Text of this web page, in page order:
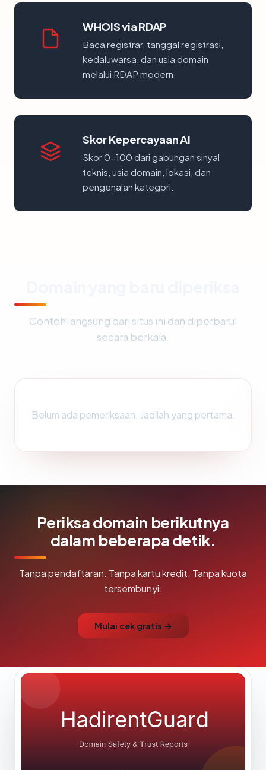
WHOIS via RDAP
Baca registrar, tanggal registrasi,
kedaluwarsa, dan usia domain
melalui RDAP modern.
Skor Kepercayaan AI
Skor 0-100 dari gabungan sinyal
teknis, usia domain, lokasi, dan
pengenalan kategori.
Contoh langsung dari situs ini dan diperbarui
secara berkala.
Belum ada pemeriksaan. Jadilah yang pertama.
Periksa domain berikutnya
dalam beberapa detik.
Tanpa pendaftaran. Tanpa kartu kredit. Tanpa kuota
tersembunyi.
Mulai cek gratis →